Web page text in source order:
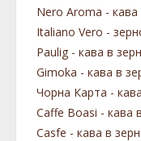
Nero Aroma - кава
Italiano Vero -
Paulig - кава в
Gimoka - кава в
Чорна Карта -
Caffe Boasi - кава
Casfe - кава в